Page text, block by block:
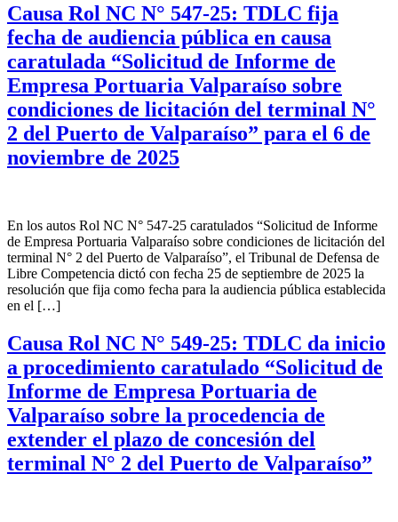
Causa Rol NC N° 547-25: TDLC fija
fecha de audiencia pública en causa
caratulada “Solicitud de Informe de
Empresa Portuaria Valparaíso sobre
condiciones de licitación del terminal N°
2 del Puerto de Valparaíso” para el 6 de
noviembre de 2025
En los autos Rol NC N° 547-25 caratulados “Solicitud de Informe
de Empresa Portuaria Valparaíso sobre condiciones de licitación del
terminal N° 2 del Puerto de Valparaíso”, el Tribunal de Defensa de
Libre Competencia dictó con fecha 25 de septiembre de 2025 la
resolución que fija como fecha para la audiencia pública establecida
en el […]
Causa Rol NC N° 549-25: TDLC da inicio
a procedimiento caratulado “Solicitud de
Informe de Empresa Portuaria de
Valparaíso sobre la procedencia de
extender el plazo de concesión del
terminal N° 2 del Puerto de Valparaíso”